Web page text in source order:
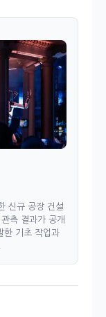
신규 공장 건설
측 결과가 공개
한 기초 작업과